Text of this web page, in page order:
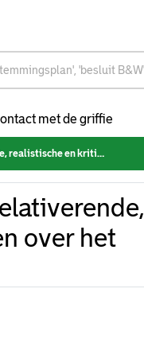
met de griffie
het slavernijverleden (verworpen)
over het